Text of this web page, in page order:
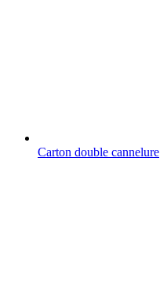
Carton double cannelure